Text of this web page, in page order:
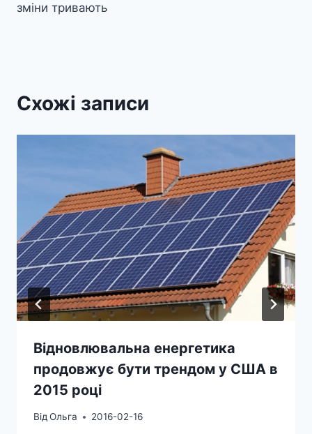
зміни тривають
Схожі записи
Відновлювальна енергетика
продовжує бути трендом у США в
2015 році
ВідОльга 2016-02-16